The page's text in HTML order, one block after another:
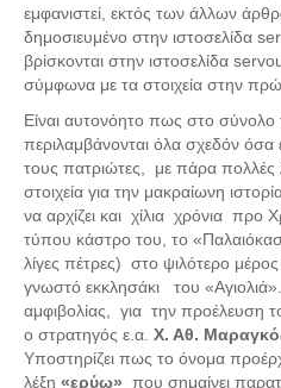
Επικοινωνία
Τα Νέα
Αυτοί που έφυγαν για πάντα
Γάμοι - Γεννήσεις - Βαπτίσεις
Επιτυχίες - Διακρίσεις
Μηνύματα Επισκεπτών
παλιά αρχειοθετημένα
Λαογραφία
Πολιτιστικά
εμφανιστεί, εκτός των άλλων
δημοσιευμένο στην ιστοσελίδα
βρίσκονται στην ιστοσελίδα
σύμφωνα με τα στοιχεία στην
Είναι αυτονόητο πως στο
περιλαμβάνονται όλα σχεδόν όσα
τους πατριώτες, με πάρα πολλές
στοιχεία για την μακραίωνη
να αρχίζει και χίλια χρόνια προ
τύπου κάστρο του, το
λίγες πέτρες) στο ψιλότερο
γνωστό εκκλησάκι του
αμφιβολίας, για την προέλευση
ο στρατηγός ε.α. Χ. Αθ.
Υποστηρίζει πως το όνομα
λέξη «ερύω» που σημαίνει